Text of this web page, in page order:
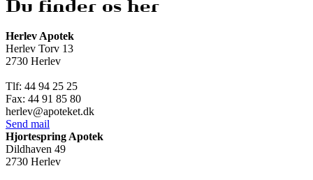
Du finder os her
Herlev Apotek
Herlev Torv 13
2730 Herlev
Tlf: 44 94 25 25
Fax: 44 91 85 80
herlev@apoteket.dk
Send mail
Hjortespring Apotek
Dildhaven 49
2730 Herlev